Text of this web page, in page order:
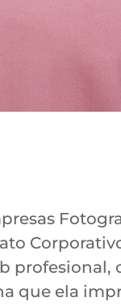
profesional,
que ela